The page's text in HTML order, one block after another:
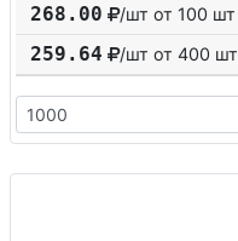
268.00 /шт от 100 шт
259.64 /шт от 400 шт